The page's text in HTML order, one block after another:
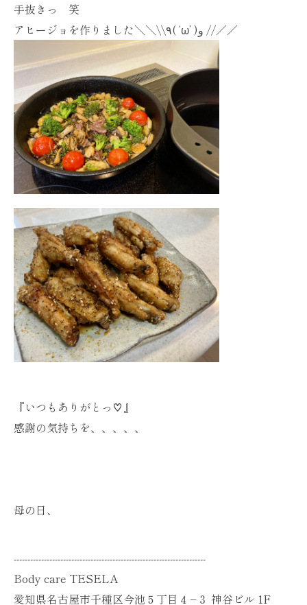
手抜きっ 笑
アヒージョを作りました＼＼\\٩( ‘ω’ )و //／／
『いつもありがとっ♡』
感謝の気持ちを、、、、、
母の日、
----------------------------------------------------------------------
Body care TESELA
愛知県名古屋市千種区今池５丁目４−３ 神谷ビル 1F